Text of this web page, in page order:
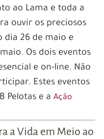
ao Lama e toda a
ouvir os preciosos
dia 26 de maio e
Os dois eventos
e on-line. Não
Estes eventos
Pelotas e a Ação
a Vida em Meio ao